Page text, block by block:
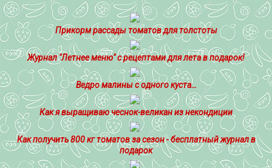
Прикорм рассады томатов для толстоты
Журнал "Летнее меню" с рецептами для лета в подарок!
Ведро малины с одного куста…
Как я выращиваю чеснок-великан из некондиции
Как получить 800 кг томатов за сезон - бесплатный журнал в
подарок